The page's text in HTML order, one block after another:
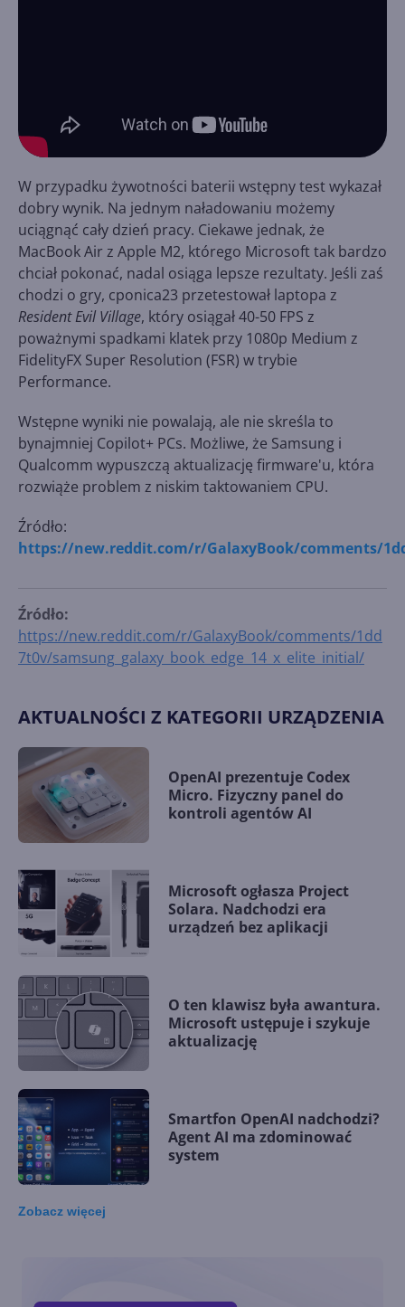
W przypadku żywotności baterii wstępny test wykazał
dobry wynik. Na jednym naładowaniu możemy
uciągnąć cały dzień pracy. Ciekawe jednak, że
MacBook Air z Apple M2, którego Microsoft tak bardzo
chciał pokonać, nadal osiąga lepsze rezultaty. Jeśli zaś
chodzi o gry, cponica23 przetestował laptopa z
Resident Evil Village, który osiągał 40-50 FPS z
poważnymi spadkami klatek przy 1080p Medium z
FidelityFX Super Resolution (FSR) w trybie
Performance.
Wstępne wyniki nie powalają, ale nie skreśla to
bynajmniej Copilot+ PCs. Możliwe, że Samsung i
Qualcomm wypuszczą aktualizację firmware'u, która
rozwiąże problem z niskim taktowaniem CPU.
Źródło:
https://new.reddit.com/r/GalaxyBook/comments/
Źródło:
https://new.reddit.com/r/GalaxyBook/comments/1dd
7t0v/samsung_galaxy_book_edge_14_x_elite_initial/
AKTUALNOŚCI Z KATEGORII URZĄDZENIA
OpenAI prezentuje Codex
Micro. Fizyczny panel do
kontroli agentów AI
Microsoft ogłasza Project
Solara. Nadchodzi era
urządzeń bez aplikacji
O ten klawisz była awantura.
Microsoft ustępuje i szykuje
aktualizację
Smartfon OpenAI nadchodzi?
Agent AI ma zdominować
system
Zobacz więcej